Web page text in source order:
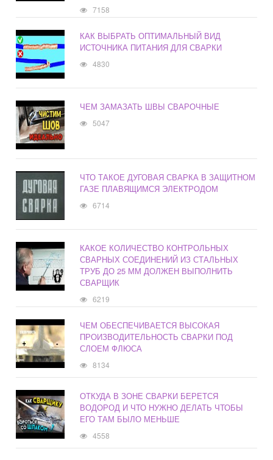
7158
КАК ВЫБРАТЬ ОПТИМАЛЬНЫЙ ВИД
ИСТОЧНИКА ПИТАНИЯ ДЛЯ СВАРКИ
4830
ЧЕМ ЗАМАЗАТЬ ШВЫ СВАРОЧНЫЕ
5047
ЧТО ТАКОЕ ДУГОВАЯ СВАРКА В ЗАЩИТНОМ
ГАЗЕ ПЛАВЯЩИМСЯ ЭЛЕКТРОДОМ
6714
КАКОЕ КОЛИЧЕСТВО КОНТРОЛЬНЫХ
СВАРНЫХ СОЕДИНЕНИЙ ИЗ СТАЛЬНЫХ
ТРУБ ДО 25 ММ ДОЛЖЕН ВЫПОЛНИТЬ
СВАРЩИК
6219
ЧЕМ ОБЕСПЕЧИВАЕТСЯ ВЫСОКАЯ
ПРОИЗВОДИТЕЛЬНОСТЬ СВАРКИ ПОД
СЛОЕМ ФЛЮСА
8134
ОТКУДА В ЗОНЕ СВАРКИ БЕРЕТСЯ
ВОДОРОД И ЧТО НУЖНО ДЕЛАТЬ ЧТОБЫ
ЕГО ТАМ БЫЛО МЕНЬШЕ
4558